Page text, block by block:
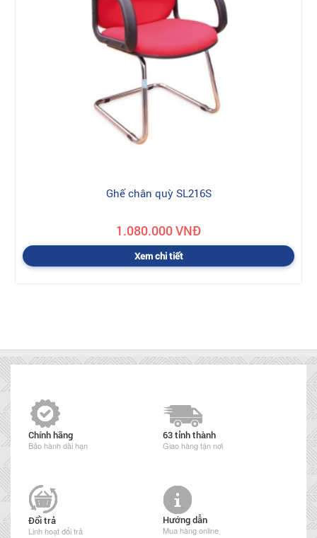
Ghế chân quỳ SL216S
1.080.000 VNĐ
Xem chi tiết
Chính hãng
Bảo hành dài hạn
63 tỉnh thành
Giao hàng tận nơi
Đổi trả
Linh hoạt đổi trả
Hướng dẫn
Mua hàng online